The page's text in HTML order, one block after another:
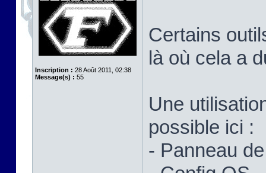
Inscription : 28 Août 2011, 02:38
Message(s) : 55
Certains
là où cela a
Une
possible ici :
- Panneau